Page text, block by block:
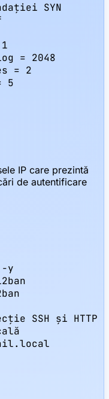
SYN
= 2048
= 2
5
IP care prezintă
de autentificare
y
SSH și HTTP